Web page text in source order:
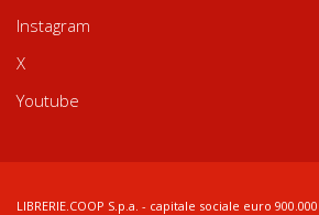
Instagram
X
Youtube
LIBRERIE.COOP S.p.a. - capitale sociale euro